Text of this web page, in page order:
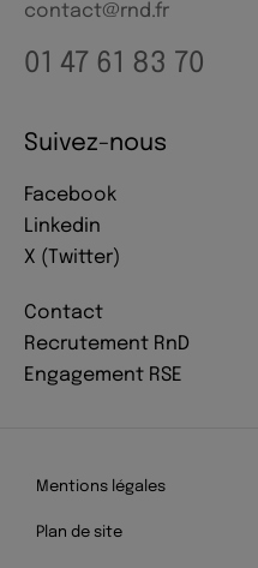
contact@rnd.fr
01 47 61 83 70
Suivez-nous
Facebook
Linkedin
X (Twitter)
Contact
Recrutement RnD
Engagement RSE
Mentions légales
Plan de site